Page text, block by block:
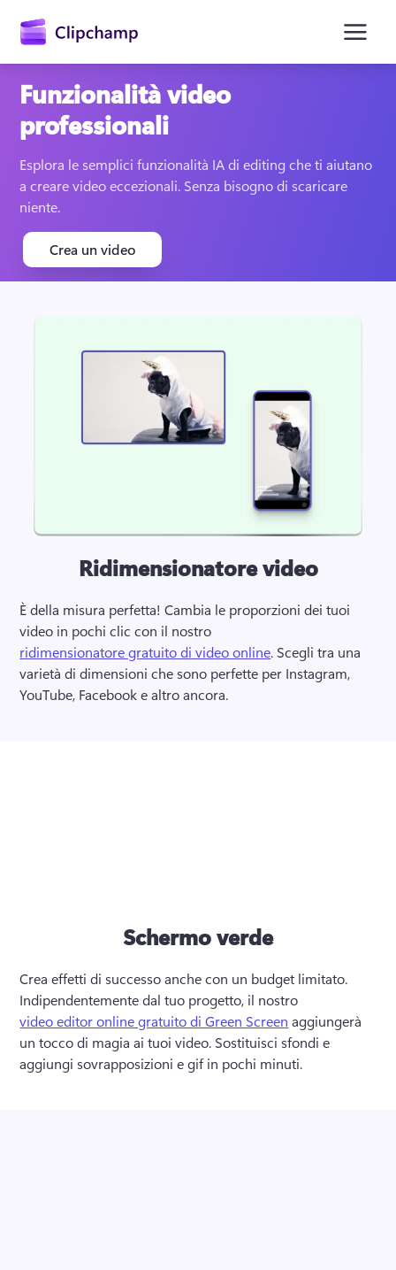
principale
Accedi
Funzionalità video
professionali
Esplora le semplici funzionalità IA di editing che ti aiutano
a creare video eccezionali. Senza bisogno di scaricare
niente.
Crea un video
Ridimensionatore video
È della misura perfetta! Cambia le proporzioni dei tuoi
video in pochi clic con il nostro
ridimensionatore gratuito di video online. Scegli tra una
varietà di dimensioni che sono perfette per Instagram,
YouTube, Facebook e altro ancora.
Schermo verde
Crea effetti di successo anche con un budget limitato.
Indipendentemente dal tuo progetto, il nostro
video editor online gratuito di Green Screen aggiungerà
un tocco di magia ai tuoi video. Sostituisci sfondi e
aggiungi sovrapposizioni e gif in pochi minuti.